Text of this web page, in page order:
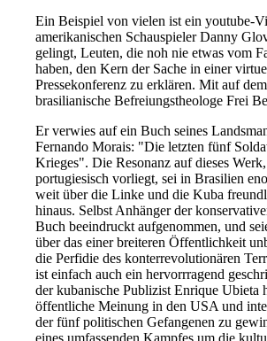
Ein Beispiel von vielen ist ein youtube-
amerikanischen Schauspieler Danny
gelingt, Leuten, die noh nie etwas vom
haben, den Kern der Sache in einer
Pressekonferenz zu erklären. Mit auf
brasilianische Befreiungstheologe Frei
Er verwies auf ein Buch seines
Fernando Morais: "Die letzten fünf
Krieges". Die Resonanz auf dieses
portugiesisch vorliegt, sei in Brasilien
weit über die Linke und die Kuba
hinaus. Selbst Anhänger der
Buch beeindruckt aufgenommen, und
über das einer breiteren Öffentlichkeit
die Perfidie des konterrevolutionären
ist einfach auch ein hervorrragend
der kubanische Publizist Enrique Ubieta
öffentliche Meinung in den USA und
der fünf politischen Gefangenen zu